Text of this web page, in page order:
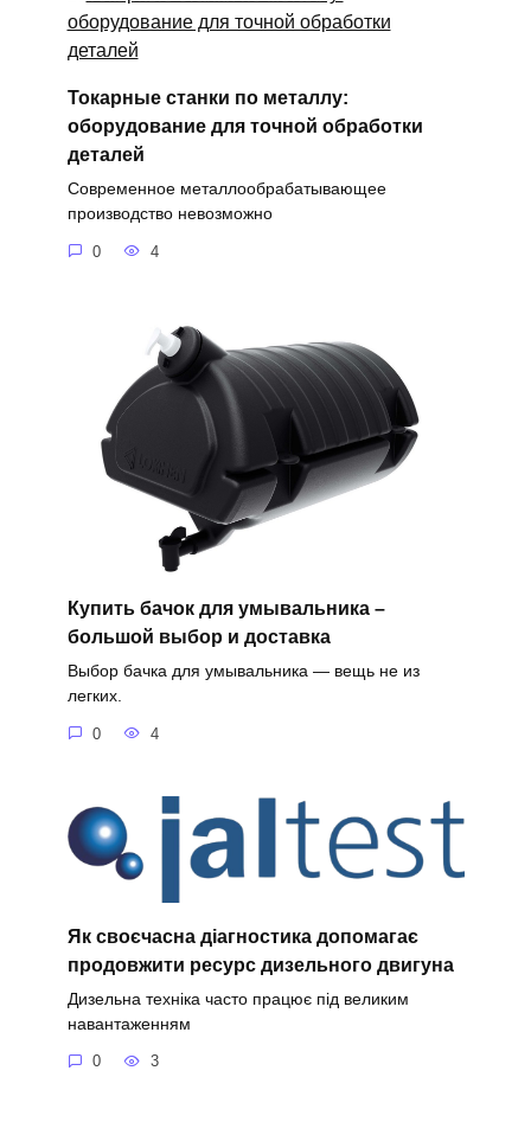
Токарные станки по металлу:
оборудование для точной обработки
деталей
Современное металлообрабатывающее
производство невозможно
0 4
Купить бачок для умывальника –
большой выбор и доставка
Выбор бачка для умывальника — вещь не из
легких.
0 4
Як своєчасна діагностика допомагає
продовжити ресурс дизельного двигуна
Дизельна техніка часто працює під великим
навантаженням
0 3